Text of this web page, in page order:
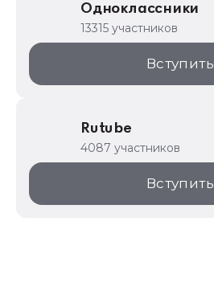
Одноклассники
13315 участников
Вступить
Rutube
4087 участников
Вступить